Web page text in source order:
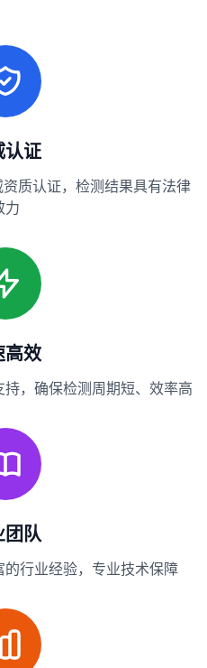
认证
质认证，检测结果具有法律
力
高效
，确保检测周期短、效率高
团队
行业经验，专业技术保障